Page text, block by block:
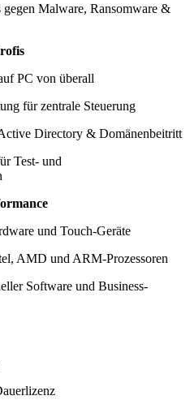
gegen Malware, Ransomware &
PC von überall
für zentrale Steuerung
Directory & Domänenbeitritt
Test- und
und Touch-Geräte
AMD und ARM-Prozessoren
Software und Business-